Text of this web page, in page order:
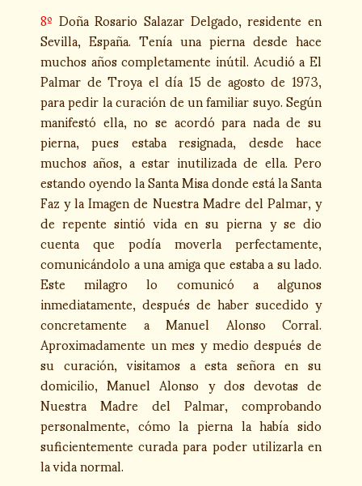
8ºDoña Rosario Salazar Delgado, residente en
Sevilla, España. Tenía una pierna desde hace
muchos años completamente inútil. Acudió a El
Palmar de Troya el día 15 de agosto de 1973,
para pedir la curación de un familiar suyo. Según
manifestó ella, no se acordó para nada de su
pierna, pues estaba resignada, desde hace
muchos años, a estar inutilizada de ella. Pero
estando oyendo la Santa Misa donde está la Santa
Faz y la Imagen de Nuestra Madre del Palmar, y
de repente sintió vida en su pierna y se dio
cuenta que podía moverla perfectamente,
comunicándolo a una amiga que estaba a su lado.
Este milagro lo comunicó a algunos
inmediatamente, después de haber sucedido y
concretamente a Manuel Alonso Corral.
Aproximadamente un mes y medio después de
su curación, visitamos a esta señora en su
domicilio, Manuel Alonso y dos devotas de
Nuestra Madre del Palmar, comprobando
personalmente, cómo la pierna la había sido
suficientemente curada para poder utilizarla en
la vida normal.